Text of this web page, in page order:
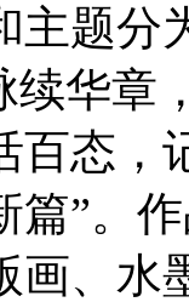
主题分
续华章
百态，
篇”。
画、水